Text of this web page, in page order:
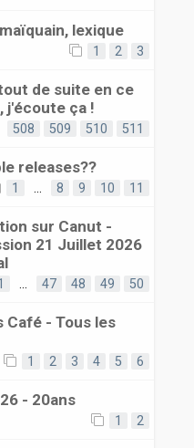
lexique
1 2 3
de suite en ce
j'écoute ça !
508 509 510 511
releases??
1 8 9 10 11
sur Canut -
21 Juillet 2026
47 48 49 50
Café - Tous les
1 2 3 4 5 6
- 20ans
1 2